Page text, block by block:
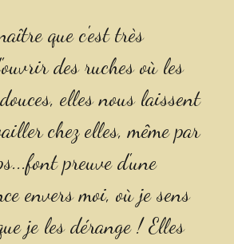
que c'est très
des ruches où les
elles nous laissent
chez elles, même par
preuve d'une
envers moi, où je sens
je les dérange ! Elles